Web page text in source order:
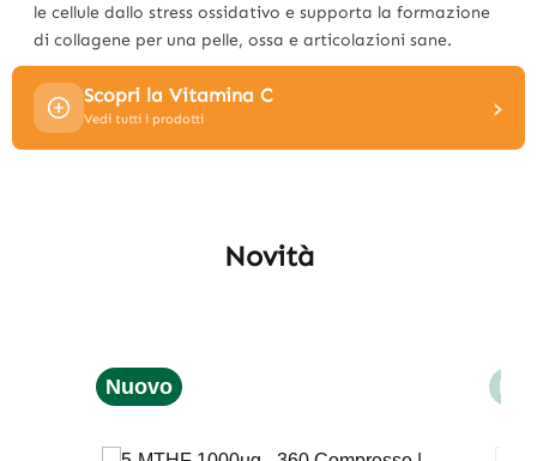
le cellule dallo stress ossidativo e supporta la formazione
di collagene per una pelle, ossa e articolazioni sane.
Scopri la Vitamina C
Vedi tutti i prodotti ›
Novità
Nuovo Nuovo